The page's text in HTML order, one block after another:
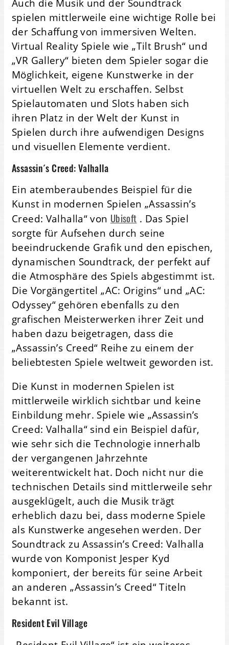
Auch die Musik und der Soundtrack
spielen mittlerweile eine wichtige Rolle bei
der Schaffung von immersiven Welten.
Virtual Reality Spiele wie „Tilt Brush“ und
„VR Gallery“ bieten dem Spieler sogar die
Möglichkeit, eigene Kunstwerke in der
virtuellen Welt zu erschaffen. Selbst
Spielautomaten und Slots haben sich
ihren Platz in der Welt der Kunst in
Spielen durch ihre aufwendigen Designs
und visuellen Elemente verdient.
Assassin´s Creed: Valhalla
Ein atemberaubendes Beispiel für die
Kunst in modernen Spielen „Assassin’s
Creed: Valhalla“ von Ubisoft . Das Spiel
sorgte für Aufsehen durch seine
beeindruckende Grafik und den epischen,
dynamischen Soundtrack, der perfekt auf
die Atmosphäre des Spiels abgestimmt ist.
Die Vorgängertitel „AC: Origins“ und „AC:
Odyssey“ gehören ebenfalls zu den
grafischen Meisterwerken ihrer Zeit und
haben dazu beigetragen, dass die
„Assassin’s Creed“ Reihe zu einem der
beliebtesten Spiele weltweit geworden ist.
Die Kunst in modernen Spielen ist
mittlerweile wirklich sichtbar und keine
Einbildung mehr. Spiele wie „Assassin’s
Creed: Valhalla“ sind ein Beispiel dafür,
wie sehr sich die Technologie innerhalb
der vergangenen Jahrzehnte
weiterentwickelt hat. Doch nicht nur die
technischen Details sind mittlerweile sehr
ausgeklügelt, auch die Musik trägt
erheblich dazu bei, dass moderne Spiele
als Kunstwerke angesehen werden. Der
Soundtrack zu Assassin’s Creed: Valhalla
wurde von Komponist Jesper Kyd
komponiert, der bereits für seine Arbeit
an anderen „Assassin’s Creed“ Titeln
bekannt ist.
Resident Evil Village